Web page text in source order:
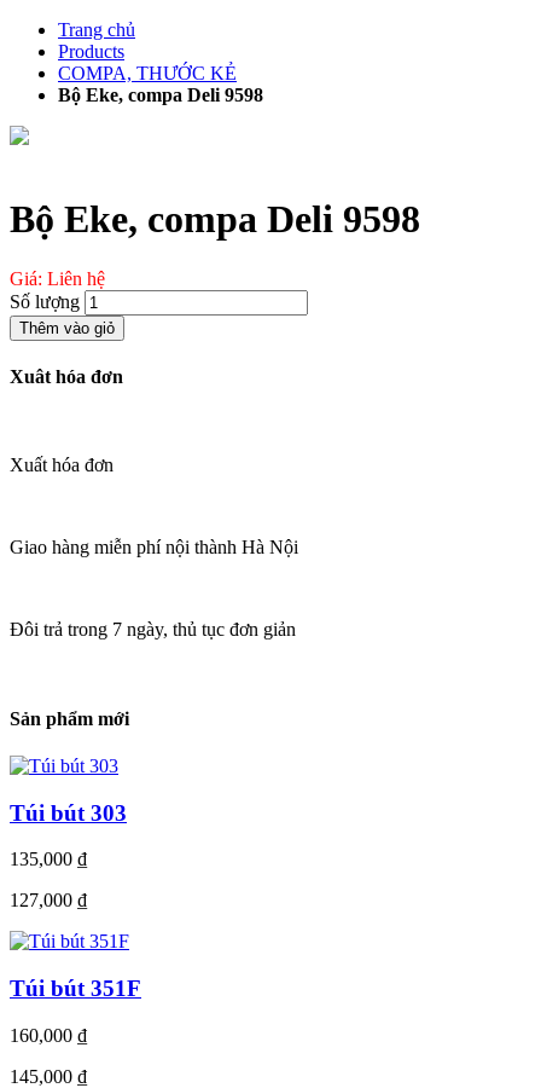
Chuyển
phần
Trang chủ
Products
COMPA, THƯỚC KẺ
Bộ Eke, compa Deli 9598
Bộ Eke, compa Deli 9598
Giá: Liên hệ
Số lượng
Thêm vào giỏ
Xuât hóa đơn
Xuất hóa đơn
Giao hàng miễn phí nội thành Hà Nội
Đôi trả trong 7 ngày, thủ tục đơn giản
Sản phẩm mới
Túi bút 303
135,000 ₫
127,000 ₫
Túi bút 351F
160,000 ₫
145,000 ₫